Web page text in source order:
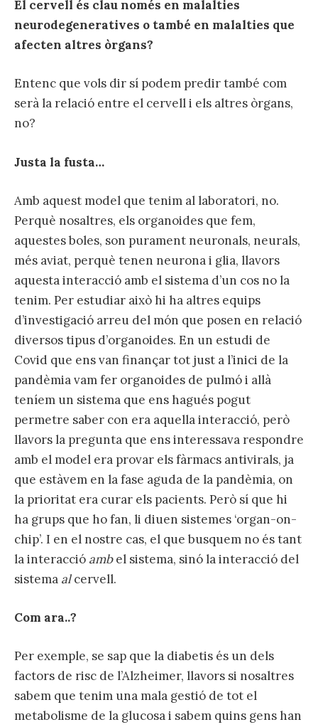
El cervell és clau només en malalties
neurodegeneratives o també en malalties que
afecten altres òrgans?
Entenc que vols dir sí podem predir també com
serà la relació entre el cervell i els altres òrgans,
no?
Justa la fusta…
Amb aquest model que tenim al laboratori, no.
Perquè nosaltres, els organoides que fem,
aquestes boles, son purament neuronals, neurals,
més aviat, perquè tenen neurona i glia, llavors
aquesta interacció amb el sistema d’un cos no la
tenim. Per estudiar això hi ha altres equips
d’investigació arreu del món que posen en relació
diversos tipus d’organoides. En un estudi de
Covid que ens van finançar tot just a l’inici de la
pandèmia vam fer organoides de pulmó i allà
teníem un sistema que ens hagués pogut
permetre saber con era aquella interacció, però
llavors la pregunta que ens interessava respondre
amb el model era provar els fàrmacs antivirals, ja
que estàvem en la fase aguda de la pandèmia, on
la prioritat era curar els pacients. Però sí que hi
ha grups que ho fan, li diuen sistemes ‘organ-on-
chip’. I en el nostre cas, el que busquem no és tant
la interacció ambel sistema, sinó la interacció del
sistema alcervell.
Com ara..?
Per exemple, se sap que la diabetis és un dels
factors de risc de l’Alzheimer, llavors si nosaltres
sabem que tenim una mala gestió de tot el
metabolisme de la glucosa i sabem quins gens han